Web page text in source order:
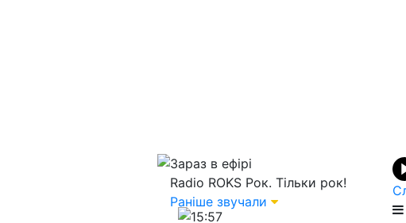
Зараз в ефірі
Radio ROKS Рок. Тільки рок!
Раніше звучали
15:57